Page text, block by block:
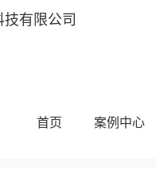
首页 案例中心
SEM技术 SEM基础